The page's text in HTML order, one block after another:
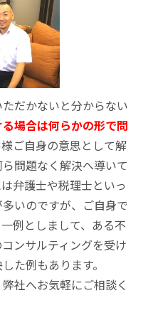
だかないと分からない
場合は何らかの形で問
ご自身の意思として解
問題なく解決へ導いて
弁護士や税理士といっ
いのですが、ご自身で
例としまして、ある不
ンサルティングを受け
た例もあります。
社へお気軽にご相談く